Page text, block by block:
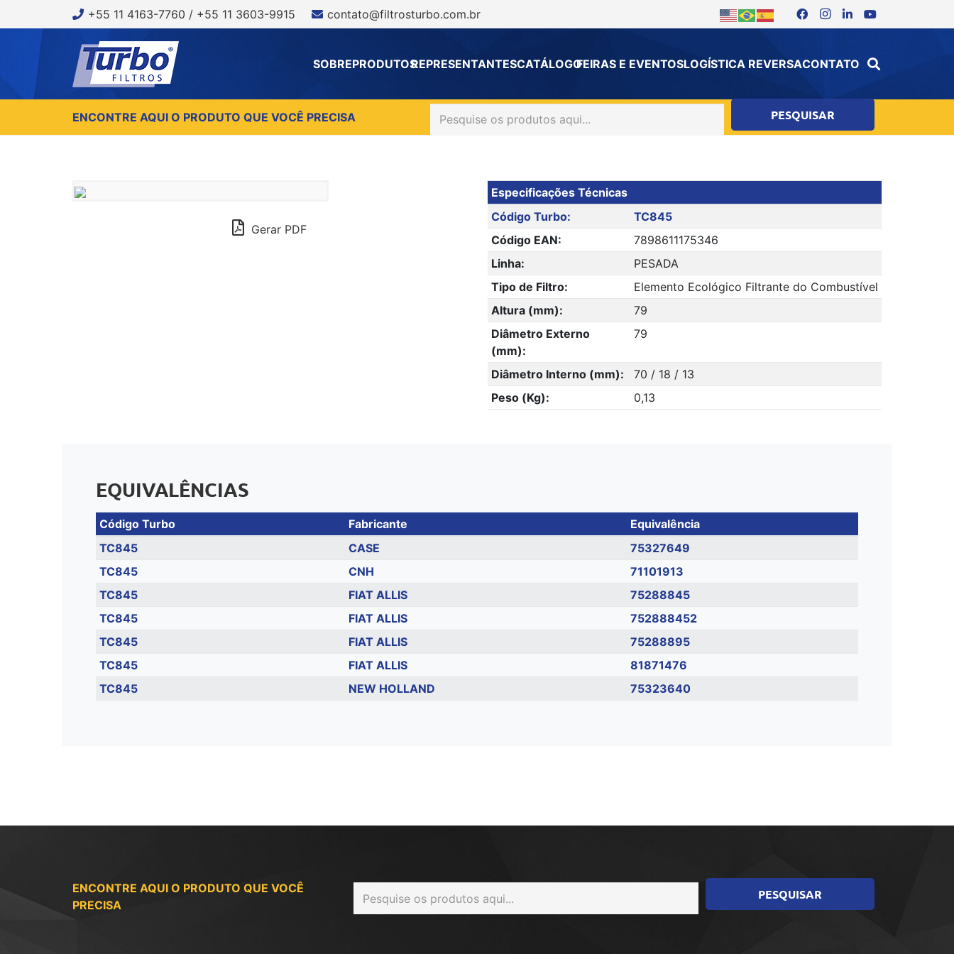
+55 11 4163-7760 / +55 11 3603-9915 contato@filtrosturbo.com.br
SOBREPRODUTOSREPRESENTANTESCATÁLOGOFEIRAS E EVENTOSLOGÍSTICA REVERSACONTATO
ENCONTRE AQUI O PRODUTO QUE VOCÊ PRECISA
Gerar PDF
Especificações Técnicas
Código Turbo:
TC845
Código EAN:
7898611175346
Linha:
PESADA
Tipo de Filtro:
Elemento Ecológico Filtrante do Combustível
Altura (mm):
79
Diâmetro Externo
(mm):
79
Diâmetro Interno (mm):
70 / 18 / 13
Peso (Kg):
0,13
EQUIVALÊNCIAS
Código Turbo Fabricante
Equivalência
TC845
CASE
75327649
TC845
CNH
71101913
TC845
FIAT ALLIS
75288845
TC845
FIAT ALLIS
752888452
TC845
FIAT ALLIS
75288895
TC845
FIAT ALLIS
81871476
TC845
NEW HOLLAND 75323640
ENCONTRE AQUI O PRODUTO QUE VOCÊ
PRECISA